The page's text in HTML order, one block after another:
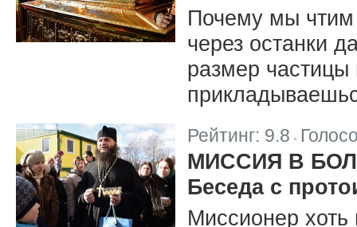
Почему мы чтим
через останки
размер
Рейтинг: 9.8 |
МИССИЯ В
Беседа с
Миссионер хоть